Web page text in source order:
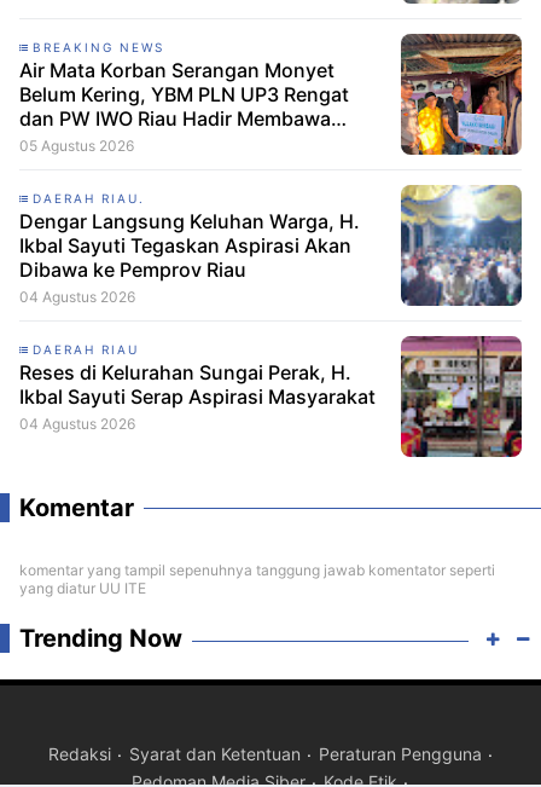
BREAKING NEWS
Air Mata Korban Serangan Monyet
Belum Kering, YBM PLN UP3 Rengat
dan PW IWO Riau Hadir Membawa
Harapan
05 Agustus 2026
DAERAH RIAU.
Dengar Langsung Keluhan Warga, H.
Ikbal Sayuti Tegaskan Aspirasi Akan
Dibawa ke Pemprov Riau
04 Agustus 2026
DAERAH RIAU
Reses di Kelurahan Sungai Perak, H.
Ikbal Sayuti Serap Aspirasi Masyarakat
04 Agustus 2026
Komentar
komentar yang tampil sepenuhnya tanggung jawab komentator seperti
yang diatur UU ITE
Trending Now
Redaksi Syarat dan Ketentuan
Peraturan Pengguna
Pedoman Media Siber
Kode Etik